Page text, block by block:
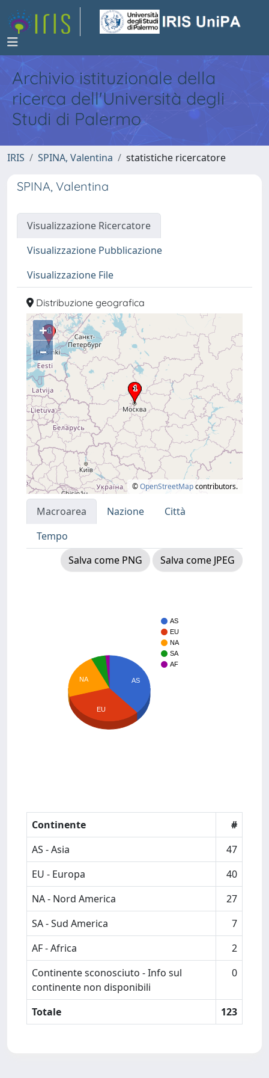
Archivio istituzionale della
ricerca dell'Università degli
Studi di Palermo
IRIS SPINA, Valentina statistiche ricercatore
SPINA, Valentina
Visualizzazione Ricercatore
Visualizzazione Pubblicazione
Visualizzazione File
Distribuzione geografica
+
–
©OpenStreetMapcontributors.
Macroarea Nazione
Città
Tempo
Salva come PNG
Salva come JPEG
AS
EU
NA
SA
AF
AS
NA
EU
Continente
#
AS - Asia
47
EU - Europa
40
NA - Nord America
27
SA - Sud America
7
AF - Africa
2
Continente sconosciuto - Info sul
continente non disponibili
0
Totale 123